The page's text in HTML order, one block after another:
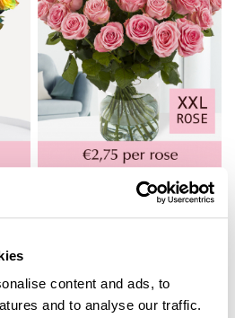
content and ads, to
and to analyse our traffic.
100 to 500 pink roses -
Sophia Loren